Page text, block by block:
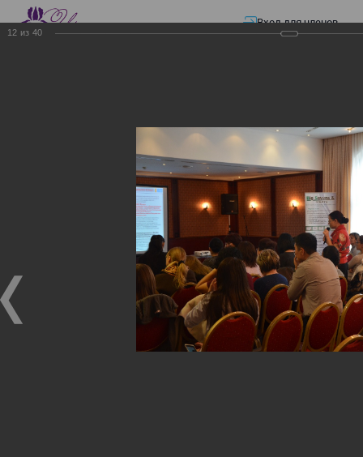
Вход для членов
Изменения в трудовом и налоговом
законодательстве: Обязательное медицинское страхование, всеобщее
налоговое декларирование, изменения в налоговом законодательстве
2017 года в части ИПН и СН
Изменения в трудовом и
налоговом
законодательстве:
Обязательное
медицинское страхование,
12 из 40